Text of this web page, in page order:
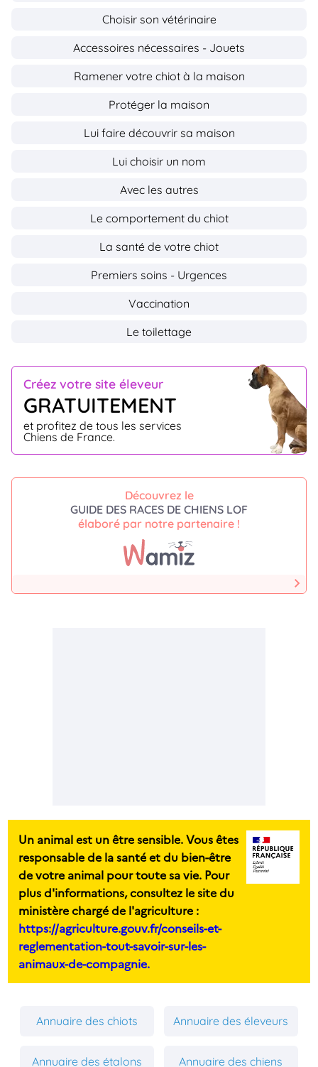
Créez votre site éleveur
GRATUITEMENT
et profitez de tous les services
Chiens de France.
Découvrez le
GUIDE DES RACES DE CHIENS LOF
élaboré par notre partenaire !
Choisir son vétérinaire
Accessoires nécessaires - Jouets
Ramener votre chiot à la maison
Protéger la maison
Lui faire découvrir sa maison
Lui choisir un nom
Avec les autres
Le comportement du chiot
La santé de votre chiot
Premiers soins - Urgences
Vaccination
Le toilettage
Un animal est un être sensible. Vous êtes
responsable de la santé et du bien-être
de votre animal pour toute sa vie. Pour
plus d'informations, consultez le site du
ministère chargé de l'agriculture :
https://agriculture.gouv.fr/conseils-et-
reglementation-tout-savoir-sur-les-
animaux-de-compagnie.
Annuaire des chiots Annuaire des éleveurs
Annuaire des étalons Annuaire des chiens